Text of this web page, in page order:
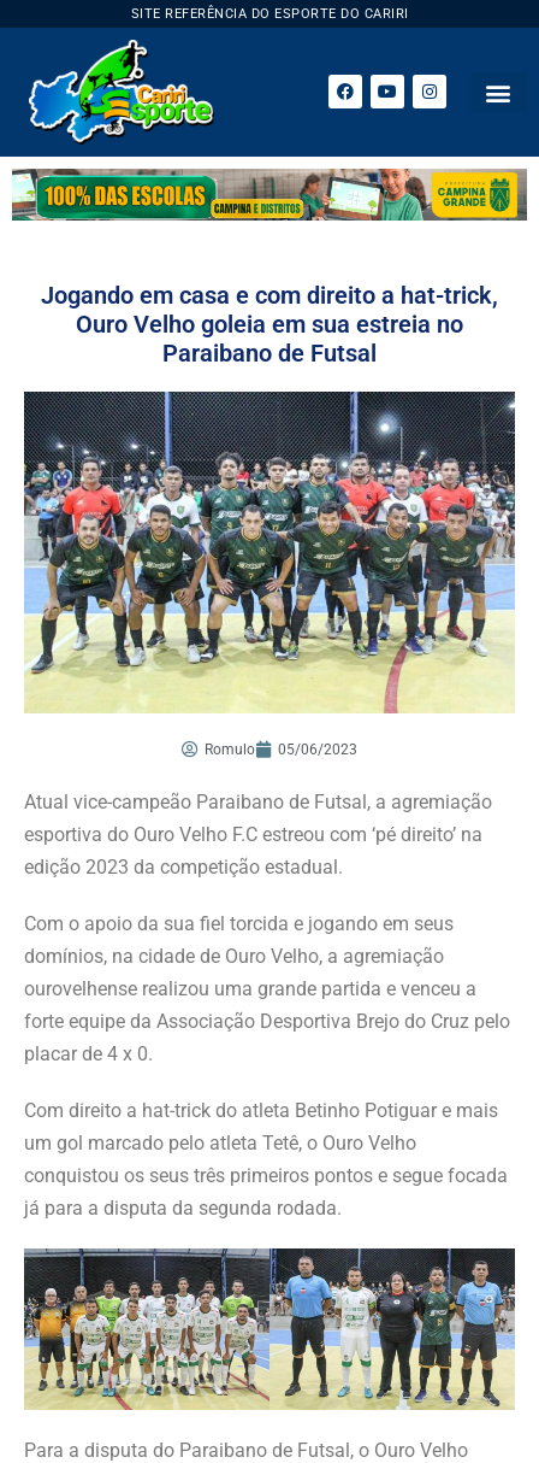
SITE REFERÊNCIA DO ESPORTE DO CARIRI
Jogando em casa e com direito a hat-trick,
Ouro Velho goleia em sua estreia no
Paraibano de Futsal
Romulo 05/06/2023
Atual vice-campeão Paraibano de Futsal, a agremiação
esportiva do Ouro Velho F.C estreou com ‘pé direito’ na
edição 2023 da competição estadual.
Com o apoio da sua fiel torcida e jogando em seus
domínios, na cidade de Ouro Velho, a agremiação
ourovelhense realizou uma grande partida e venceu a
forte equipe da Associação Desportiva Brejo do Cruz pelo
placar de 4 x 0.
Com direito a hat-trick do atleta Betinho Potiguar e mais
um gol marcado pelo atleta Tetê, o Ouro Velho
conquistou os seus três primeiros pontos e segue focada
já para a disputa da segunda rodada.
Para a disputa do Paraibano de Futsal, o Ouro Velho